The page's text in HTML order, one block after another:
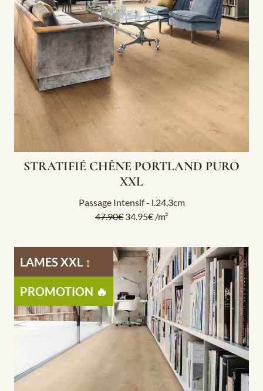
STRATIFIÉ CHÊNE PORTLAND PURO
XXL
Passage Intensif - l.24,3cm
47.90€ 34.95€ /m²
LAMES XXL ↕️
PROMOTION 🔥